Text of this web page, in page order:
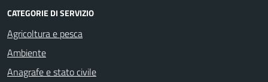
CATEGORIE DI SERVIZIO
Agricoltura e pesca
Ambiente
Anagrafe e stato civile